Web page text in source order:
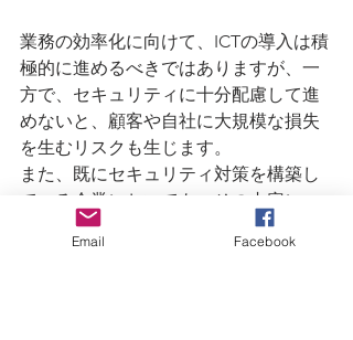
業務の効率化に向けて、ICTの導入は積
極的に進めるべきではありますが、一
方で、セキュリティに十分配慮して進
めないと、顧客や自社に大規模な損失
を生むリスクも生じます。
また、既にセキュリティ対策を構築し
ている企業においても、その内容につ
いては、従来の「情報漏えい（＝機密
性）」に重きを置いた施策のみなら
Email Facebook